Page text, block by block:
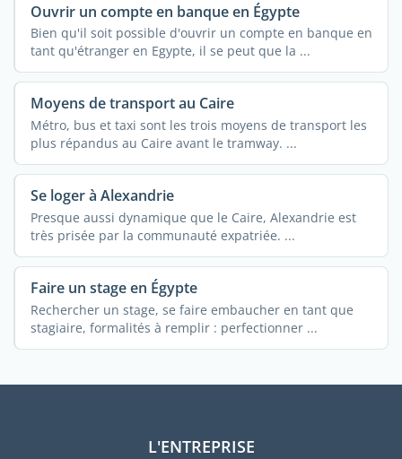
Ouvrir un compte en banque en Égypte
Bien qu'il soit possible d'ouvrir un compte en banque en
tant qu'étranger en Egypte, il se peut que la ...
Moyens de transport au Caire
Métro, bus et taxi sont les trois moyens de transport les
plus répandus au Caire avant le tramway. ...
Se loger à Alexandrie
Presque aussi dynamique que le Caire, Alexandrie est
très prisée par la communauté expatriée. ...
Faire un stage en Égypte
Rechercher un stage, se faire embaucher en tant que
stagiaire, formalités à remplir : perfectionner ...
L'ENTREPRISE